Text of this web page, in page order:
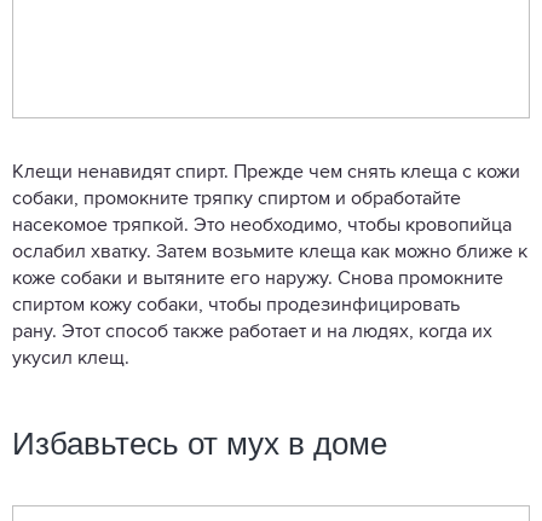
Клещи ненавидят спирт. Прежде чем снять клеща с кожи
собаки, промокните тряпку спиртом и обработайте
насекомое тряпкой. Это необходимо, чтобы кровопийца
ослабил хватку. Затем возьмите клеща как можно ближе к
коже собаки и вытяните его наружу. Снова промокните
спиртом кожу собаки, чтобы продезинфицировать
рану. Этот способ также работает и на людях, когда их
укусил клещ.
Избавьтесь от мух в доме